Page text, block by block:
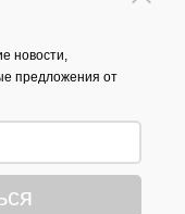
новости,
предложения от